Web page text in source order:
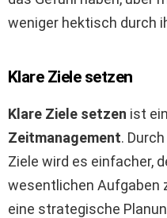
weniger hektisch durch
Klare Ziele setzen
Klare Ziele setzen ist
Zeitmanagement.
Ziele wird es einfacher,
wesentlichen Aufgaben
eine strategische